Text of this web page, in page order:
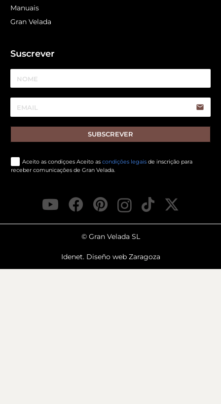
Manuais
Gran Velada
Suscrever
email
SUBSCREVER
Aceito as condiçoes Aceito as condições legais de inscrição para
receber comunicações de Gran Velada.
© Gran Velada SL
Idenet. Diseño web Zaragoza